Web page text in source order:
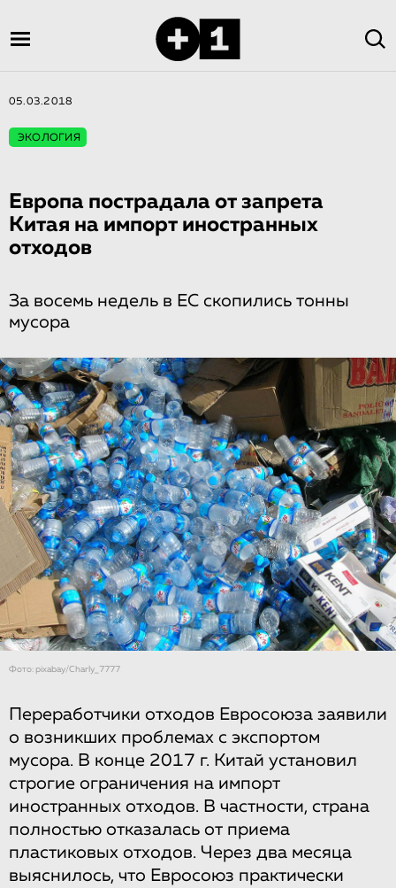
05.03.2018
ЭКОЛОГИЯ
Европа пострадала от запрета
Китая на импорт иностранных
отходов
За восемь недель в ЕС скопились тонны
мусора
Фото: pixabay/Charly_7777
Переработчики отходов Евросоюза заявили
о возникших проблемах с экспортом
мусора. В конце 2017 г. Китай установил
строгие ограничения на импорт
иностранных отходов. В частности, страна
полностью отказалась от приема
пластиковых отходов. Через два месяца
выяснилось, что Евросоюз практически